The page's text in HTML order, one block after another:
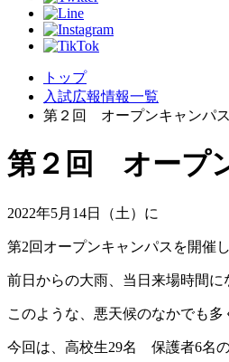
トップ
入試広報情報一覧
第２回 オープンキャンパ
第２回 オープ
2022年5月14日（土）に
第2回オープンキャンパスを開催し
前日からの大雨、当日来場時間に
このような、悪天候のなかでも
今回は、高校生29名 保護者6名